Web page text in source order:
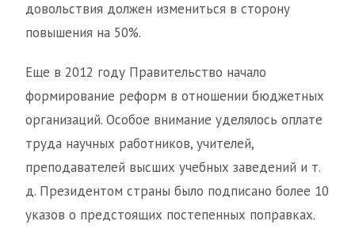
довольствия должен измениться в сторону
повышения на 50%.
Еще в 2012 году Правительство начало
формирование реформ в отношении бюджетных
организаций. Особое внимание уделялось оплате
труда научных работников, учителей,
преподавателей высших учебных заведений и т.
д. Президентом страны было подписано более 10
указов о предстоящих постепенных поправках.